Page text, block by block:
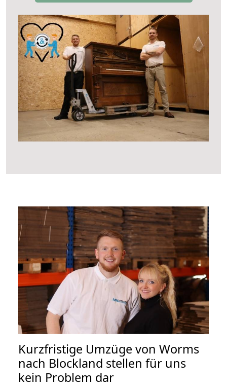
Kurzfristige Umzüge von Worms
nach Blockland stellen für uns
kein Problem dar